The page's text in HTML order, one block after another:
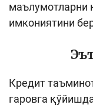
маълумотларни
имкониятини
Кредит
гаровга